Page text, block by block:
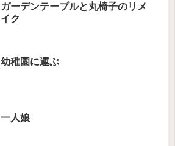
ガーデンテーブルと丸椅子のリメ
イク
幼稚園に運ぶ
一人娘